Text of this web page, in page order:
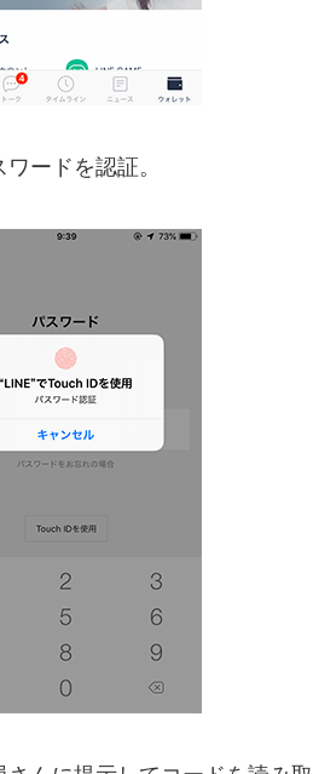
ードを認証。